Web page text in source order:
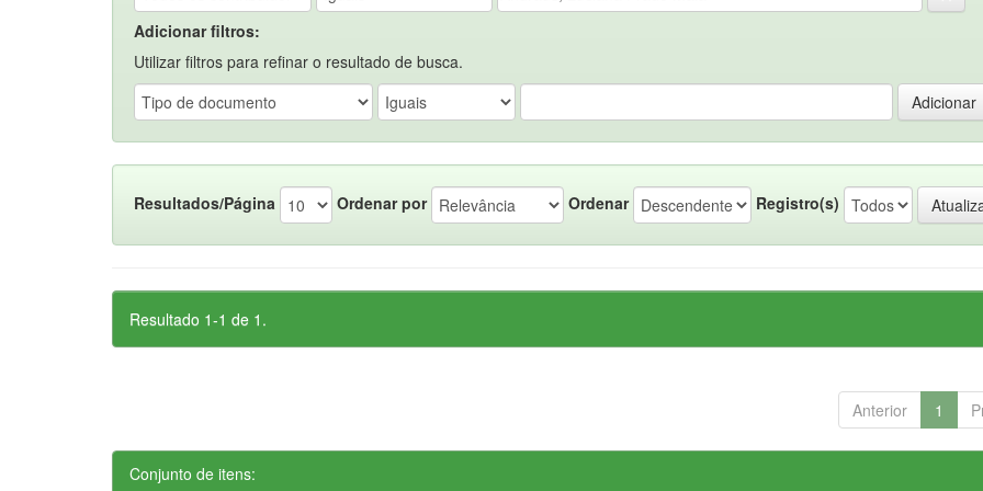
Adicionar filtros:
Utilizar filtros para refinar o resultado de busca.
Resultados/Página Ordenar por Ordenar Registro(s)
Resultado 1-1 de 1.
Anterior 1
Conjunto de itens: